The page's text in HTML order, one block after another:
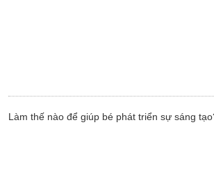
Làm thế nào để giúp bé phát triển sự sáng